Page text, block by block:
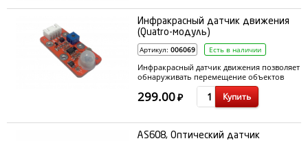
Инфракрасный датчик движения
(Quatro-модуль)
Артикул: 006069 Есть в наличии
Инфракрасный датчик движения позволяет
обнаруживать перемещение объектов
(например людей) в зоне действия датчика.
299.00₽ Купить
AS608, Оптический датчик